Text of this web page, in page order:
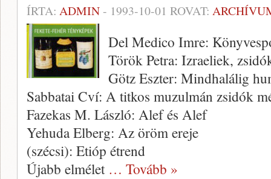
ÍRTA: ADMIN- 1993-10-01 ROVAT:
Del Medico Imre:
Török Petra: Izraeliek,
Götz Eszter: Mindhalálig
Sabbatai Cví: A titkos muzulmán zsidók
Fazekas M. László: Alef és Alef
Yehuda Elberg: Az öröm ereje
(szécsi): Etióp étrend
Újabb elmélet … Tovább »